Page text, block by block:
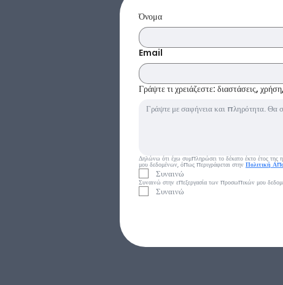
Όνομα
Email
Γράψτε τι χρειάζεστε: διαστάσεις,
Δηλώνω ότι έχω συμπληρώσει το δέκατο έκτο έτος της
μου δεδομένων, όπως περιγράφεται στην Πολιτική
Συναινώ
Συναινώ στην επεξεργασία των προσωπικών μου
Συναινώ